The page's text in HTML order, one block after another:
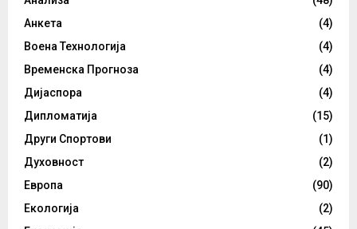
Анкета
(4)
Воена Технологија
(4)
Временска Прогноза
(4)
Дијаспора
(4)
Дипломатија
(15)
Други Спортови
(1)
Духовност
(2)
Европа
(90)
Екологија
(2)